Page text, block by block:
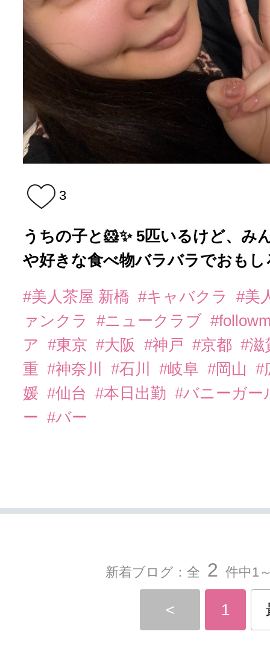
3
うちの子と🐹✨ 5匹いるけど、み
や好きな食べ物バラバラでおもし
#美人茶屋 新橋 #キャバクラ
#美
ァンクラ
#ニュークラブ
ア
#東京 #大阪 #神戸 #京都 #
重 #神奈川 #石川 #岐阜 #岡山
#
媛 #仙台 #本日出勤 #バニーガ
ー #バー
新着ブログ：全 2 件中1
< 1